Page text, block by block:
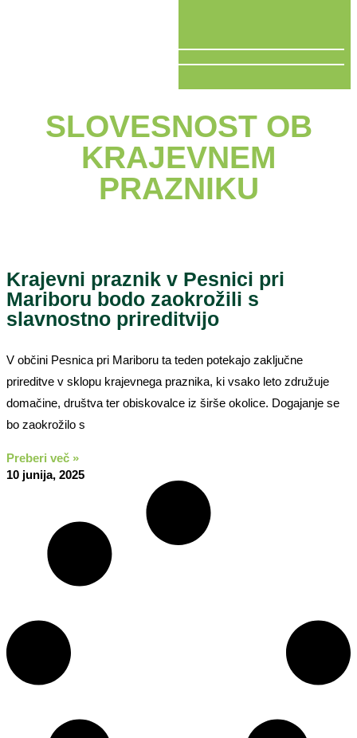
SLOVESNOST OB
KRAJEVNEM
PRAZNIKU
Krajevni praznik v Pesnici pri
Mariboru bodo zaokrožili s
slavnostno prireditvijo
V občini Pesnica pri Mariboru ta teden potekajo zaključne
prireditve v sklopu krajevnega praznika, ki vsako leto združuje
domačine, društva ter obiskovalce iz širše okolice. Dogajanje se
bo zaokrožilo s
Preberi več »
10 junija, 2025